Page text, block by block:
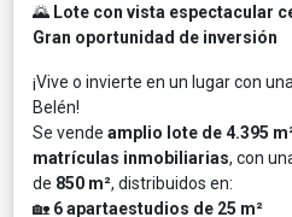
🌄 Lote con vista espectacular
Gran oportunidad de inversión
¡Vive o invierte en un lugar con
Belén!
Se vende amplio lote de 4.395
matrículas inmobiliarias, con
de 850 m², distribuidos en:
🏡 6 apartaestudios de 25 m²